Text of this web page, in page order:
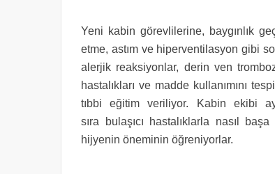
Yeni kabin görevlilerine, baygınlık
etme, astım ve hiperventilasyon gibi
alerjik reaksiyonlar, derin ven
hastalıkları ve madde kullanımını
tıbbi eğitim veriliyor. Kabin ekibi
sıra bulaşıcı hastalıklarla nasıl
hijyenin öneminin öğreniyorlar.